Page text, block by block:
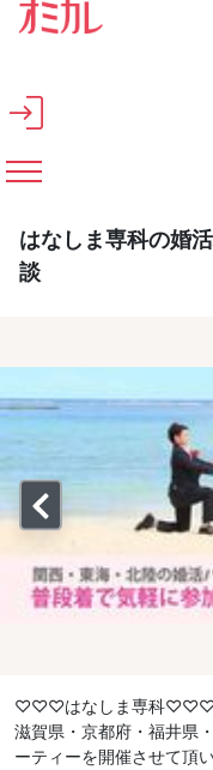
メインコンテンツへスキップ
はなしま専科の婚
談
♡♡♡はなしま専科
滋賀県・京都府・福井県
ーティーを開催させて頂